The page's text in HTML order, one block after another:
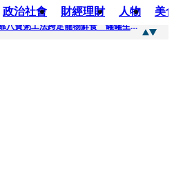
政治社會 財經理財 人物 美
放手泰山拚再起1／詹岳霖靠八寶粥工法跨足寵物鮮食 罐罐生產前先請「叼嘴王后」試吃